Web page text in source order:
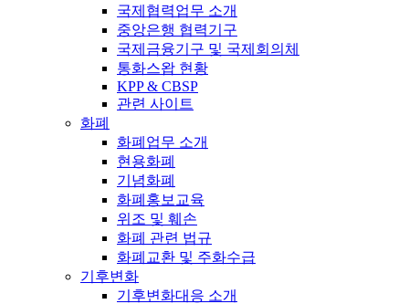
국제협력업무 소개
중앙은행 협력기구
국제금융기구 및 국제회의체
통화스왑 현황
KPP & CBSP
관련 사이트
화폐
화폐업무 소개
현용화폐
기념화폐
화폐홍보교육
위조 및 훼손
화폐 관련 법규
화폐교환 및 주화수급
기후변화
기후변화대응 소개